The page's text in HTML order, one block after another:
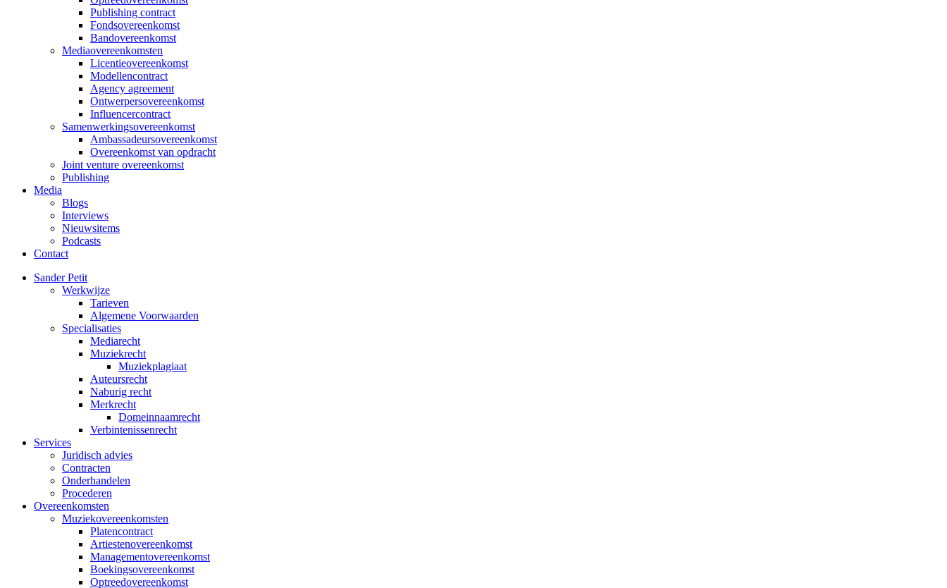
Publishing contract
Fondsovereenkomst
Bandovereenkomst
Mediaovereenkomsten
Licentieovereenkomst
Modellencontract
Agency agreement
Ontwerpersovereenkomst
Influencercontract
Samenwerkingsovereenkomst
Ambassadeursovereenkomst
Overeenkomst van opdracht
Joint venture overeenkomst
Publishing
Media
Blogs
Interviews
Nieuwsitems
Podcasts
Contact
Sander Petit
Werkwijze
Tarieven
Algemene Voorwaarden
Specialisaties
Mediarecht
Muziekrecht
Muziekplagiaat
Auteursrecht
Naburig recht
Merkrecht
Domeinnaamrecht
Verbintenissenrecht
Services
Juridisch advies
Contracten
Onderhandelen
Procederen
Overeenkomsten
Muziekovereenkomsten
Platencontract
Artiestenovereenkomst
Managementovereenkomst
Boekingsovereenkomst
Optreedovereenkomst